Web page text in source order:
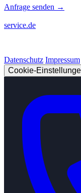
Anfrage senden →
service.de
Datenschutz Impressum
Cookie-